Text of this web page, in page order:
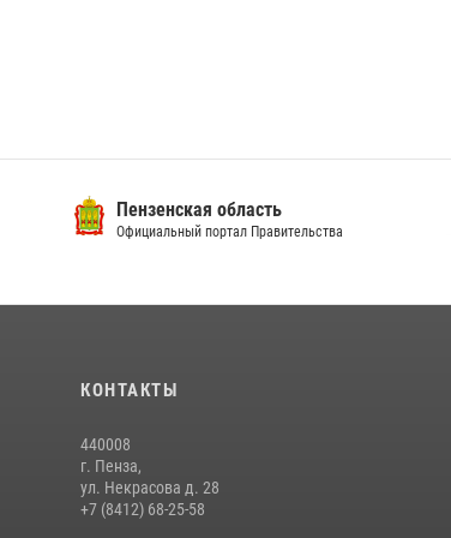
Пензенская область
Официальный портал Правительства
КОНТАКТЫ
440008
г. Пенза,
ул. Некрасова д. 28
+7 (8412) 68-25-58